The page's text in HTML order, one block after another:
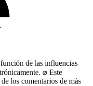
de las influencias
⌀ Este
los comentarios de más